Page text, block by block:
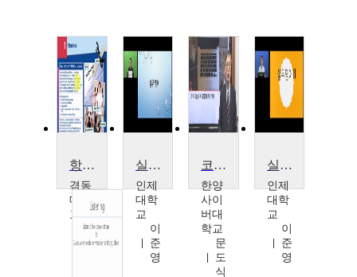
항공서비스실무영어
경동
대학
교
권
병
실무영어 I
인제
대학
교
이
준
영
코딩 실무영어
한양
사이
버대
학교
문
도
식
실무영어 II
인제
대학
교
이
준
영